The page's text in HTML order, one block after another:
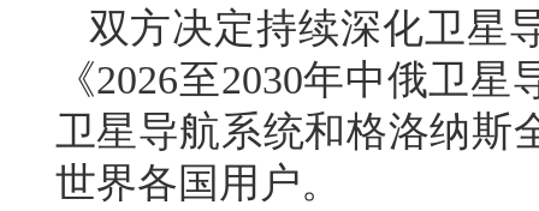
双方决定持续深化卫星
《2026至2030年中俄卫
卫星导航系统和格洛纳斯
世界各国用户。